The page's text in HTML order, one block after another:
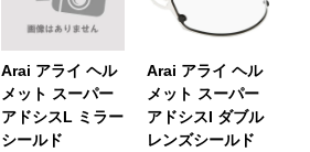
Arai アライ ヘル
メット スーパー
アドシスL ミラー
シールド
Arai アライ ヘル
メット スーパー
アドシスI ダブル
レンズシールド